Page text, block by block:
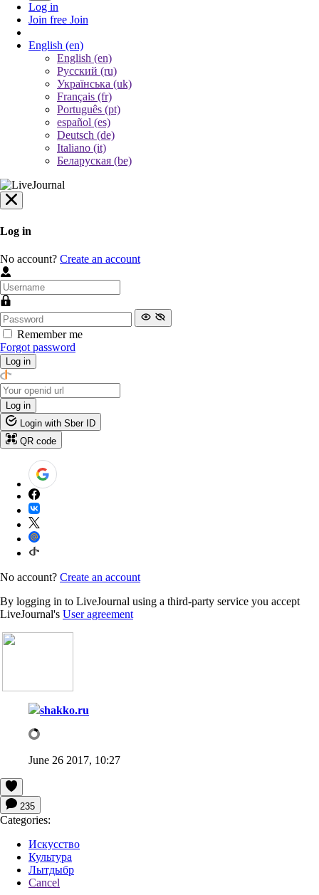
Log in
Join free Join
English (en)
English (en)
Русский (ru)
Українська (uk)
Français (fr)
Português (pt)
español (es)
Deutsch (de)
Italiano (it)
Беларуская (be)
Log in
No account? Create an account
Remember me
Forgot password
Log in
Log in
Login with Sber ID
QR code
No account? Create an account
By logging in to LiveJournal using a third-party service you accept
LiveJournal's User agreement
shakko.ru
June 26 2017, 10:27
235
Categories:
Искусство
Культура
Лытдыбр
Cancel